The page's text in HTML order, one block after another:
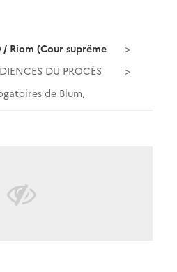
Riom (Cour suprême
DU PROCÈS
de Blum,